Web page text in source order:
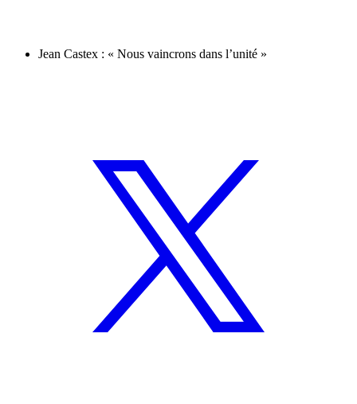
Jean Castex : « Nous vaincrons dans l’unité »